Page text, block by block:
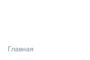
Главная